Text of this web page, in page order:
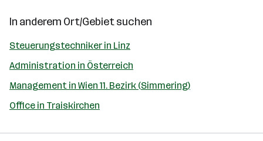
In anderem Ort/Gebiet suchen
Steuerungstechniker in Linz
Administration in Österreich
Management in Wien 11. Bezirk (Simmering)
Office in Traiskirchen